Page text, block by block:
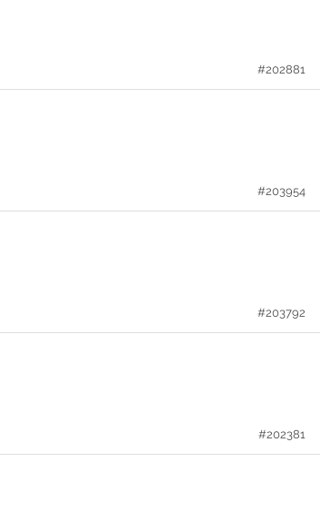
#202881
#203954
#203792
#202381